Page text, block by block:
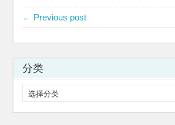
← Previous post
分类
类